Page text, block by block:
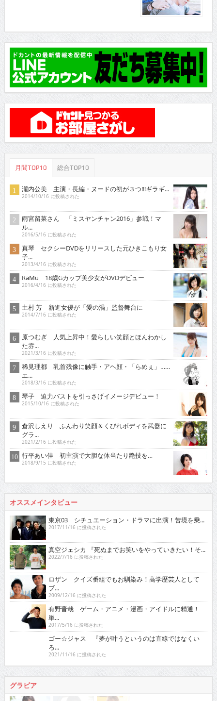
月間TOP10 総合TOP10
瀧内公美 主演・長編・ヌードの初が３つ!!!ギラギ...
2014/10/16 に投稿された
雨宮留菜さん 「ミスヤンチャン2016」参戦！マ
ル...
2016/5/16 に投稿された
真琴 セクシーDVDをリリースした元ひきこもり女
子...
2013/4/16 に投稿された
RaMu 18歳Gカップ美少女がDVDデビュー
2016/4/16 に投稿された
土村 芳 新進女優が「愛の渦」監督舞台に
2014/7/16 に投稿された
原つむぎ 人気上昇中！愛らしい笑顔とほんわかし
た雰...
2021/3/16 に投稿された
稀見理都 乳首残像に触手・アヘ顔・「らめぇ」……
エ...
2018/3/16 に投稿された
琴子 迫力バストを引っさげイメージデビュー！
2015/10/16 に投稿された
倉沢しえり ふんわり笑顔＆くびれボディを武器に
グラ...
2021/2/16 に投稿された
行平あい佳 初主演で大胆な体当たり艶技を…
2018/9/15 に投稿された
オススメインタビュー
東京03 シチュエーション・ドラマに出演！苦境を乗...
2017/11/16 に投稿された
真空ジェシカ 『死ぬまでお笑いをやっていきたい！そ...
2022/7/16 に投稿された
ロザン クイズ番組でもお馴染み！高学歴芸人として
ブ...
2009/12/16 に投稿された
有野晋哉 ゲーム・アニメ・漫画・アイドルに精通！
単...
2017/5/16 に投稿された
ゴー☆ジャス 『夢が叶うというのは直線ではなくい
ろ...
2021/11/16 に投稿された
グラビア